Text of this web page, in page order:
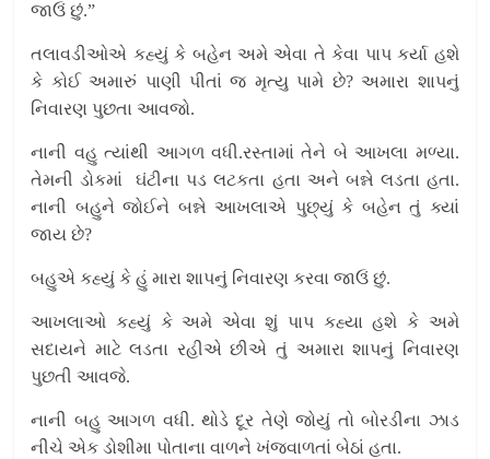
જાઉં છું.”
તલાવડીઓએ કહ્યું કે બહેન અમે એવા તે કેવા પાપ કર્યા હશે
કે કોઈ અમારું પાણી પીતાં જ મૃત્યુ પામે છે? અમારા શાપનું
નિવારણ પુછતા આવજો.
નાની વહુ ત્યાંથી આગળ વધી.રસ્તામાં તેને બે આખલા મળ્યા.
તેમની ડોકમાં ઘંટીના પડ લટકતા હતા અને બન્ને લડતા હતા.
નાની બહુને જોઈને બન્ને આખલાએ પુછ્યું કે બહેન તું ક્યાં
જાય છે?
બહુએ કહ્યું કે હું મારા શાપનું નિવારણ કરવા જાઉં છું.
આખલાઓ કહ્યું કે અમે એવા શું પાપ કહ્યા હશે કે અમે
સદાયને માટે લડતા રહીએ છીએ તું અમારા શાપનું નિવારણ
પુછતી આવજે.
નાની બહુ આગળ વધી. થોડે દૂર તેણે જોયું તો બોરડીના ઝાડ
નીચે એક ડોશીમા પોતાના વાળને ખંજવાળતાં બેઠાં હતા.